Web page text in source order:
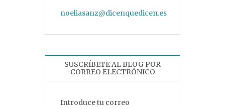
noeliasanz@dicenquedicen.es
SUSCRÍBETE AL BLOG POR
CORREO ELECTRÓNICO
Introduce tu correo